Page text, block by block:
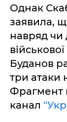
Однак
заявила,
навряд чи
Буданов
три атаки
Фрагмент
канал